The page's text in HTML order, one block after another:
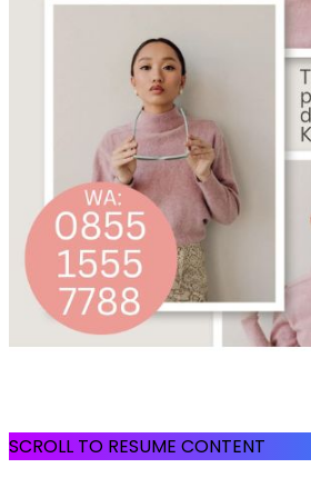
SCROLL TO RESUME CONTENT